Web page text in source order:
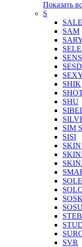
Показать
S
SAM
SHIK
SHU
SIM
SISI
SVR